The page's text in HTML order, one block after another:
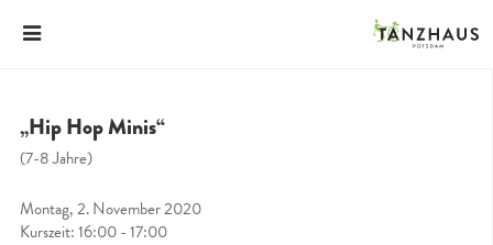
„Hip Hop Minis“
(7-8 Jahre)
Montag, 2. November 2020
Kurszeit: 16:00 - 17:00